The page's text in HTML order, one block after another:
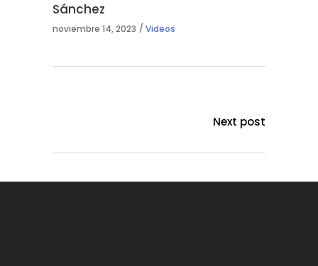
Sánchez
noviembre 14, 2023 Videos
Next post